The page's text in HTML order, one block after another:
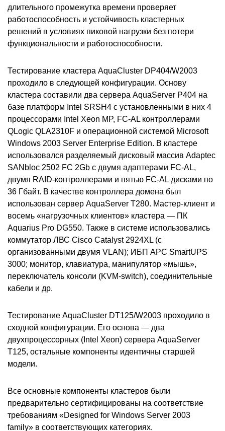
длительного промежутка времени проверяет
работоспособность и устойчивость кластерных
решений в условиях пиковой нагрузки без потери
функциональности и работоспособности.
Тестирование кластера AquaCluster DP404/W2003
проходило в следующей конфигурации. Основу
кластера составили два сервера AquaServer P404 на
базе платформ Intel SRSH4 с установленными в них 4
процессорами Intel Xeon MP, FC-AL контроллерами
QLogic QLA2310F и операционной системой Microsoft
Windows 2003 Server Enterprise Edition. В кластере
использовался разделяемый дисковый массив Adaptec
SANbloc 2502 FC 2Gb с двумя адаптерами FC-AL,
двумя RAID-контроллерами и пятью FC-AL дисками по
36 Гбайт. В качестве контроллера домена был
использован сервер AquaServer T280. Мастер-клиент и
восемь «нагрузочных клиентов» кластера — ПК
Aquarius Pro DG550. Также в системе использовались
коммутатор ЛВС Cisco Catalyst 2924XL (с
организованными двумя VLAN); ИБП APC SmartUPS
3000; монитор, клавиатура, манипулятор «мышь»,
переключатель консоли (KVM-switch), соединительные
кабели и др.
Тестирование AquaCluster DT125/W2003 проходило в
сходной конфигурации. Его основа — два
двухпроцессорных (Intel Xeon) сервера AquaServer
T125, остальные компоненты идентичны старшей
модели.
Все основные компоненты кластеров были
предварительно сертифицированы на соответствие
требованиям «Designed for Windows Server 2003
family» в соответствующих категориях.